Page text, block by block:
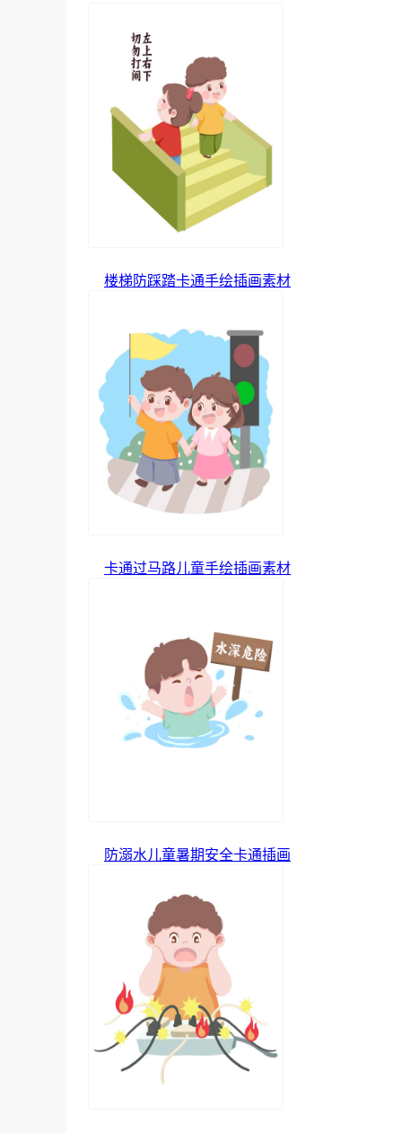
楼梯防踩踏卡通手绘插画素材
卡通过马路儿童手绘插画素材
防溺水儿童暑期安全卡通插画